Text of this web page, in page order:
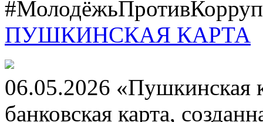
ПУШКИНСКАЯ КАРТА
06.05.2026 «Пушкинская
банковская карта,